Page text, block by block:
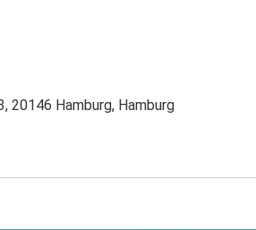
20146 Hamburg, Hamburg